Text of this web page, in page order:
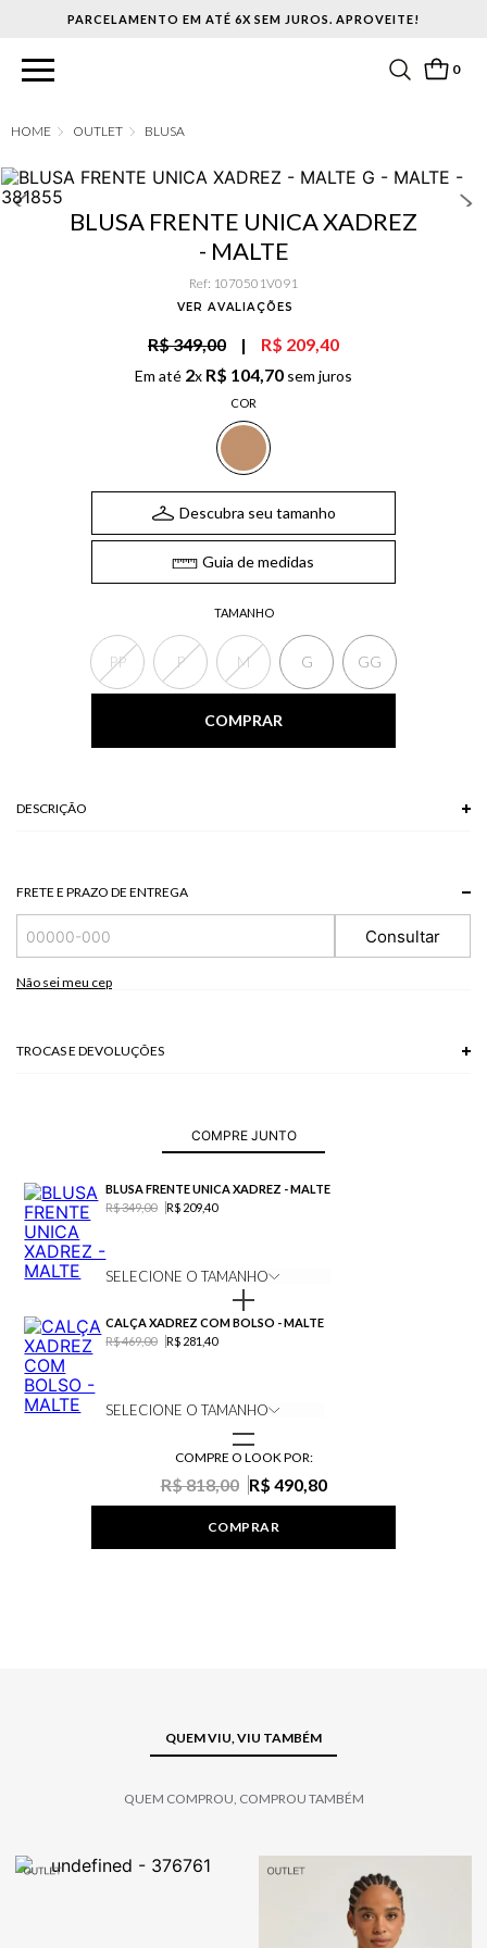
PARCELAMENTO EM ATÉ 6X SEM JUROS. APROVEITE!
0
OUTLET BLUSA
BLUSA FRENTE UNICA XADREZ
- MALTE
Ref: 1070501V091
VER AVALIAÇÕES
R$ 349,00 | R$ 209,40
Em até 2x R$ 104,70 sem juros
COR
TAMANHO
PP P M G GG
Descubra seu tamanho
Guia de medidas
COMPRAR
DESCRIÇÃO
64% POLIESTER + 34% VISCOSE + 2% ELASTANO
Modelo veste P.
FRETE E PRAZO DE ENTREGA
Consultar
Não sei meu cep
TROCAS E DEVOLUÇÕES
COMPRE JUNTO
BLUSA FRENTE UNICA XADREZ - MALTE
R$ 349,00
R$ 209,40
SELECIONE O TAMANHO
CALÇA XADREZ COM BOLSO - MALTE
R$ 469,00
R$ 281,40
SELECIONE O TAMANHO
COMPRE O LOOK POR:
R$ 818,00 R$ 490,80
COMPRAR
QUEM VIU, VIU TAMBÉM
QUEM COMPROU, COMPROU TAMBÉM